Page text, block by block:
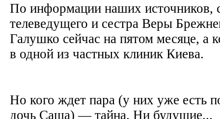
По информации наших источников,
телеведущего и сестра Веры
Галушко сейчас на пятом месяце, а
в одной из частных клиник Киева.
Но кого ждет пара (у них уже есть
дочь Саша) — тайна. Ни будущие...